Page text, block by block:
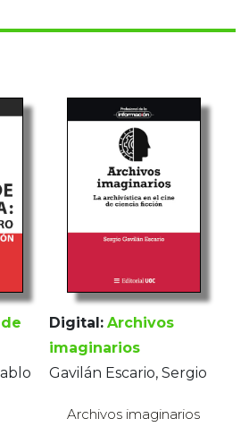
Digital: Archivos
imaginarios
Gavilán Escario, Sergio
Archivos imaginarios